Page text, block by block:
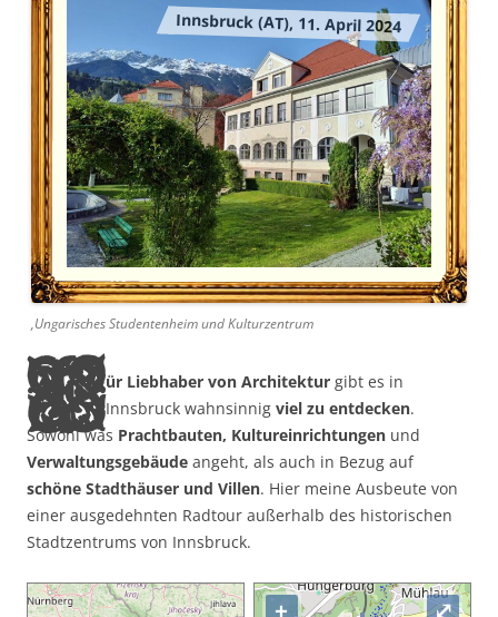
Innsbruck (AT), 11. April 2024
‚Ungarisches Studentenheim und Kulturzentrum
Für Liebhaber von Architektur gibt es in
Innsbruck wahnsinnig viel zu entdecken.
Sowohl was Prachtbauten, Kultureinrichtungen und
Verwaltungsgebäude angeht, als auch in Bezug auf
schöne Stadthäuser und Villen. Hier meine Ausbeute von
einer ausgedehnten Radtour außerhalb des historischen
Stadtzentrums von Innsbruck.
+ ⤢